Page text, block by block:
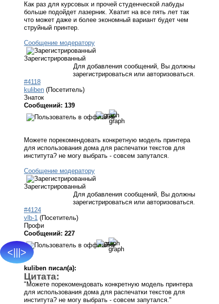
<|||>
Как раз для курсовых и прочей студенческой лабуды
больше подойдет лазерник. Хватит на все пять лет так
что может даже и более экономный вариант будет чем
струйный принтер.
Сообщение модератору
Зарегистрированный
Для добавления сообщений, Вы должны
зарегистрироваться или авторизоваться.
#4118
kuliben (Посетитель)
Знаток
Сообщений: 139
Можете порекомендовать конкретную модель принтера
для использования дома для распечатки текстов для
института? не могу выбрать - совсем запутался.
Сообщение модератору
Зарегистрированный
Для добавления сообщений, Вы должны
зарегистрироваться или авторизоваться.
#4124
vlb-1 (Посетитель)
Профи
Сообщений: 227
kuliben писал(а):
Цитата:
"Можете порекомендовать конкретную модель принтера
для использования дома для распечатки текстов для
института? не могу выбрать - совсем запутался."